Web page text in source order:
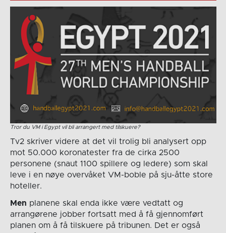
Tror du VM i Egypt vil bli arrangert med tilskuere?
Tv2 skriver videre at det vil trolig bli analysert opp
mot 50.000 koronatester fra de cirka 2500
personene (snaut 1100 spillere og ledere) som skal
leve i en nøye overvåket VM-boble på sju-åtte store
hoteller.
Men planene skal enda ikke være vedtatt og
arrangørene jobber fortsatt med å få gjennomført
planen om å få tilskuere på tribunen. Det er også